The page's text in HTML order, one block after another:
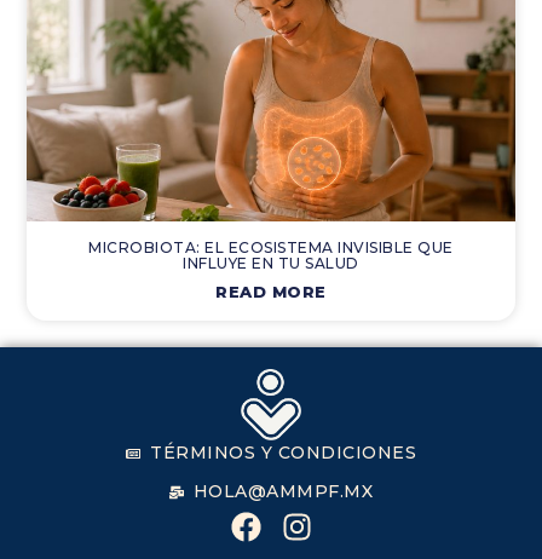
MICROBIOTA: EL ECOSISTEMA INVISIBLE QUE
INFLUYE EN TU SALUD
READ MORE
TÉRMINOS Y CONDICIONES
HOLA@AMMPF.MX